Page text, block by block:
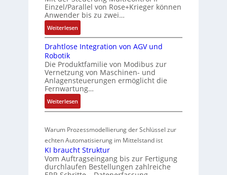
s
t
n
d
ü
b
w
c
h
u
n
r
t
o
s
t
i
s
e
s
s
u
s
o
r
-
I
n
e
g
r
t
i
n
F
2
4
4
3
-
e
r
t
f
r
u
Einzel/Parallel von Rose+Krieger können
Anwender bis zu zwei…
Weiterlesen:
M
a
k
t
s
t
a
r
f
ü
r
m
u
Drahtlose Integration von AGV und
Robotik
Die Produktfamilie von Modibus zur
Vernetzung von Maschinen- und
Anlagensteuerungen ermöglicht die
Fernwartung…
Weiterlesen:
D
a
h
t
l
o
Warum Prozessmodellierung der Schlüssel zur
echten Automatisierung im Mittelstand ist
KI braucht Struktur
Vom Auftragseingang bis zur Fertigung
durchlaufen Bestellungen zahlreiche